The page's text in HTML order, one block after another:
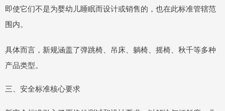
即使它们不是为婴幼儿睡眠而设计或销售的，也在此标准管辖范
围内。
具体而言，新规涵盖了弹跳椅、吊床、躺椅、摇椅、秋千等多种
产品类型。
三、安全标准核心要求